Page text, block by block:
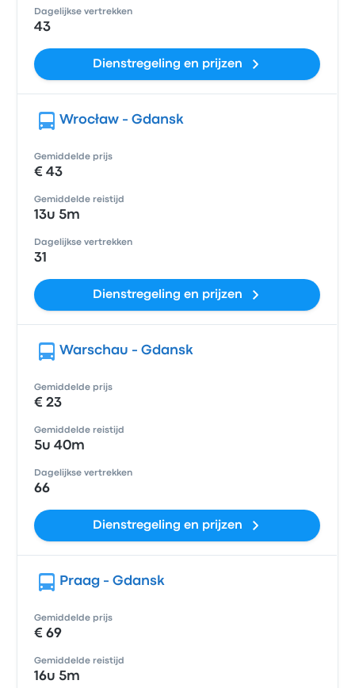
Dagelijkse vertrekken
43
Dienstregeling en prijzen
Wrocław - Gdansk
Gemiddelde prijs
€ 43
Gemiddelde reistijd
13u 5m
Dagelijkse vertrekken
31
Dienstregeling en prijzen
Warschau - Gdansk
Gemiddelde prijs
€ 23
Gemiddelde reistijd
5u 40m
Dagelijkse vertrekken
66
Dienstregeling en prijzen
Praag - Gdansk
Gemiddelde prijs
€ 69
Gemiddelde reistijd
16u 5m